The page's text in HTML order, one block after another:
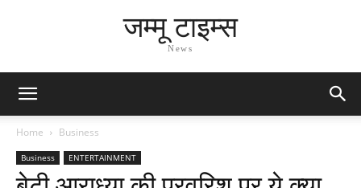
जम्मू टाइम्स
News
Home Business
Business ENTERTAINMENT